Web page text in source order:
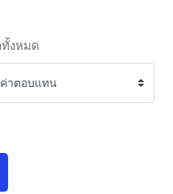
ทั้งหมด